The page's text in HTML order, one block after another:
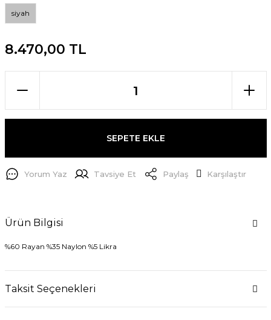
siyah
8.470,00 TL
SEPETE EKLE
Yorum Yaz Tavsiye Et Paylaş Karşılaştır
Ürün Bilgisi
%60 Rayan %35 Naylon %5 Likra
Taksit Seçenekleri